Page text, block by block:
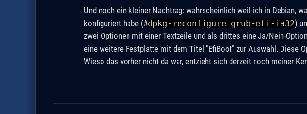
Und noch ein kleiner Nachtrag: wahrscheinlich weil ich in Debian,
konfiguriert habe (#dpkg-reconfigure grub-efi-ia32)
zwei Optionen mit einer Textzeile und als drittes eine Ja/Nein-
eine weitere Festplatte mit dem Titel "EfiBoot" zur Auswahl. Diese
Wieso das vorher nicht da war, entzieht sich derzeit noch meiner